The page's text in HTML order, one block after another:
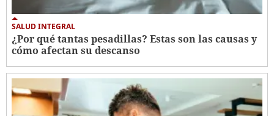
SALUD INTEGRAL
¿Por qué tantas pesadillas? Estas son las causas y
cómo afectan su descanso